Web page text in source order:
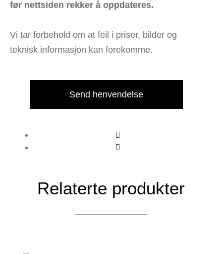
før nettsiden rekker å oppdateres.
Vi tar forbehold om at feil i priser, bilder og
teknisk informasjon kan forekomme.
Send henvendelse
Relaterte produkter